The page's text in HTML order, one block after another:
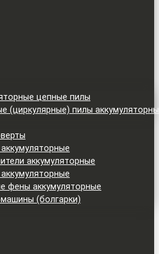
цепные пилы
(циркулярные) пилы
аккумуляторные
фены аккумуляторные
(болгарки)